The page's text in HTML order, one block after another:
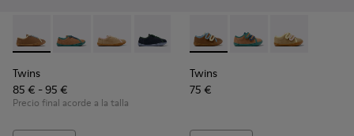
Twins - K800663-007 - Zapatos de piel multicolor para
Twins - K800663-004
Twins - K800663-003
Twins - K800663-002
Twins - K800663-001
Twins
85 € - 95 €
Precio final acorde a la talla
Twins - K800666-008 -
Twins - K800666-
Twins -
Twins
75 €